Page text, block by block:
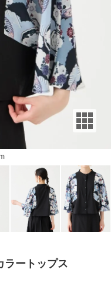
ラートップス